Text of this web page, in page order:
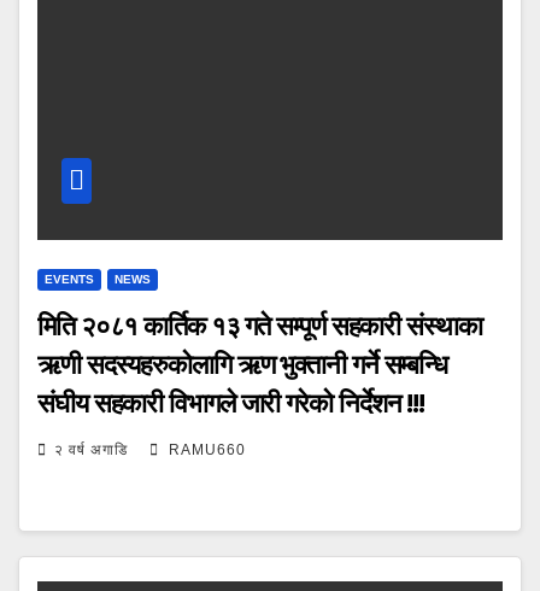
EVENTS NEWS
मिति २०८१ कार्तिक १३ गते सम्पूर्ण सहकारी संस्थाका
ऋणी सदस्यहरुकोलागि ऋण भुक्तानी गर्ने सम्बन्धि
संघीय सहकारी विभागले जारी गरेकाे निर्देशन !!!
२ वर्ष अगाडि RAMU660